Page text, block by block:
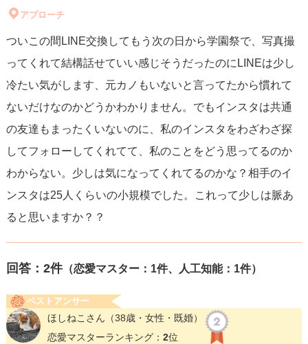
アプローチ
ついこの間LINE交換してもう次の日から学園祭で、写真撮
ってくれて結構話せていい感じそうだったのにLINEは少し
冷たい気がします、元カノもいないと言ってたから慣れて
ないだけなのかどうかわかりません。でもインスタは共通
の友達もまったくいないのに、私のインスタをわざわざ探
してフォローしてくれてて、私のことをどう思ってるのか
わからない。少しは気になってくれてるのかな？相手のイ
ンスタは25人くらいの小規模でした。これって少しは脈あ
ると思いますか？？
回答： 2件（恋愛マスター：1件、人工知能：1件）
ベストアンサー
ほしねこさん （38歳・女性・既婚）
恋愛マスターランキング： 2位